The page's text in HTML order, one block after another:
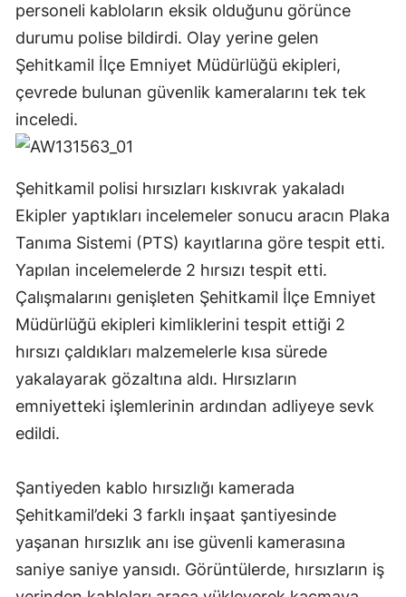
personeli kabloların eksik olduğunu görünce
durumu polise bildirdi. Olay yerine gelen
Şehitkamil İlçe Emniyet Müdürlüğü ekipleri,
çevrede bulunan güvenlik kameralarını tek tek
inceledi.
Şehitkamil polisi hırsızları kıskıvrak yakaladı
Ekipler yaptıkları incelemeler sonucu aracın Plaka
Tanıma Sistemi (PTS) kayıtlarına göre tespit etti.
Yapılan incelemelerde 2 hırsızı tespit etti.
Çalışmalarını genişleten Şehitkamil İlçe Emniyet
Müdürlüğü ekipleri kimliklerini tespit ettiği 2
hırsızı çaldıkları malzemelerle kısa sürede
yakalayarak gözaltına aldı. Hırsızların
emniyetteki işlemlerinin ardından adliyeye sevk
edildi.
Şantiyeden kablo hırsızlığı kamerada
Şehitkamil’deki 3 farklı inşaat şantiyesinde
yaşanan hırsızlık anı ise güvenli kamerasına
saniye saniye yansıdı. Görüntülerde, hırsızların iş